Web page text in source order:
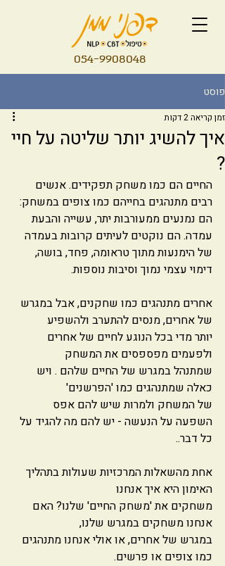
054-9908048
פוסט
איך להשיג יותר שליטה על חיי
?
זמן קריאה 2 דקות
החיים הם כמו משחק תפקידים. אנשים
רבים מתנהגים בחייהם כמו צופים במשחק:
הם נמנעים ממעורבות יתר, עשייה והבעת
עמדה. הם נוקטים לעיתים קרובות בעמדה
של הימנעות מתוך טראומה, פחד, בושה,
דימוי עצמי נמוך וסיבות נוספות.
אחרים מתנהגים כמו שחקנים, אבל במגרש
של אחרים, מנסים להתערב ולהשפיע
יותר מדי בכל הנוגע לחיים של אחרים
ולפעמים מפספסים את המשחק
שמתנהל במגרש של החיים שלהם . ויש
כאלה שמתנהגים כמו 'הפרשנים'
של המשחק ולמרות שיש להם אפס
השפעה על הנעשה - יש להם מה להגיד על
כל דבר..
אחת מהשאלות המרכזיות שעולות בתהליך
האימון היא איך אנחנו
משחקים את 'משחק החיים' שלנו? האם
אנחנו משחקים במגרש שלנו,
במגרש של אחרים, או אולי אנחנו מתנהגים
כמו צופים או פרשים.